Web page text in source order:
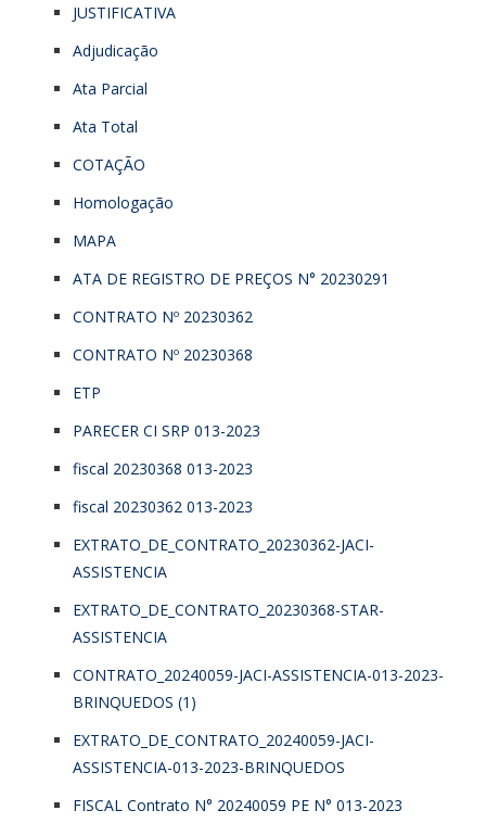
JUSTIFICATIVA
Adjudicação
Ata Parcial
Ata Total
COTAÇÃO
Homologação
MAPA
ATA DE REGISTRO DE PREÇOS N° 20230291
CONTRATO Nº 20230362
CONTRATO Nº 20230368
ETP
PARECER CI SRP 013-2023
fiscal 20230368 013-2023
fiscal 20230362 013-2023
EXTRATO_DE_CONTRATO_20230362-JACI-
ASSISTENCIA
EXTRATO_DE_CONTRATO_20230368-STAR-
ASSISTENCIA
CONTRATO_20240059-JACI-ASSISTENCIA-013-2023-
BRINQUEDOS (1)
EXTRATO_DE_CONTRATO_20240059-JACI-
ASSISTENCIA-013-2023-BRINQUEDOS
FISCAL Contrato N° 20240059 PE N° 013-2023